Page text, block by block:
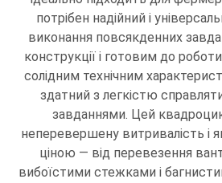
потрібен надійний і
виконання повсякденних
конструкції і готовим до
солідним технічним
здатний з легкістю
завданнями. Цей
неперевершену витривалість і
ціною — від перевезення
вибоїстими стежками і